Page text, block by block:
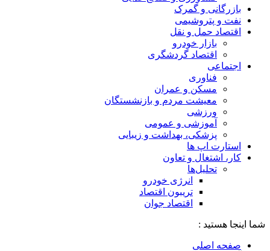
بازرگانی و گمرک
نفت و پتروشیمی
اقتصاد حمل و نقل
بازار خودرو
اقتصاد گردشگری
اجتماعی
فناوری
مسکن و عمران
معیشت مردم و بازنشستگان
ورزشی
آموزشی و عمومی
پزشکی، بهداشت و زیبایی
استارت اپ ها
کار، اشتغال و تعاون
تحلیل‌ها
انرژی خودرو
تریبون اقتصاد
اقتصاد جوان
شما اینجا هستید :
صفحه اصلی